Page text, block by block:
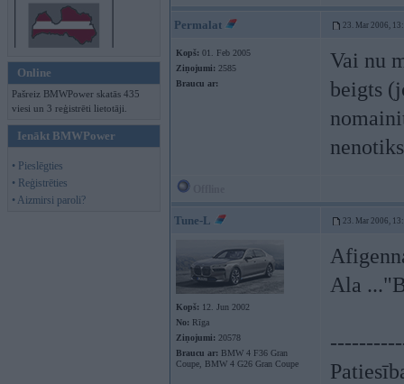
Online
Pašreiz BMWPower skatās 435
viesi un 3 reģistrēti lietotāji.
Ienākt BMWPower
• Pieslēgties
• Reģistrēties
• Aizmirsi paroli?
Permalat 23. Mar 2006,
Kopš: 01. Feb 2005
Ziņojumi: 2585
Braucu ar:
Vai nu
beigts
Tune-L 23. Mar 2006,
Kopš: 12. Jun 2002
No: Rīga
Ziņojumi: 20578
Braucu ar: BMW 4 F36 Gran
Coupe, BMW 4 G26 Gran Coupe
Ala